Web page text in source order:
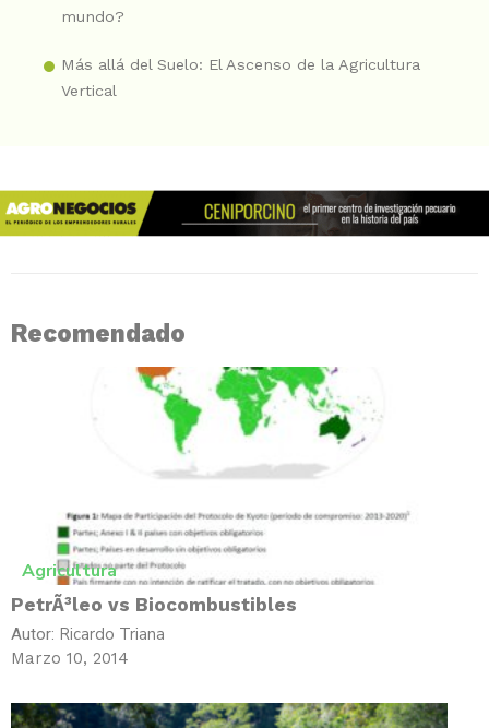
mundo?
Más allá del Suelo: El Ascenso de la Agricultura
Vertical
Recomendado
Agricultura
PetrÃ³leo vs Biocombustibles
Autor: Ricardo Triana
Marzo 10, 2014